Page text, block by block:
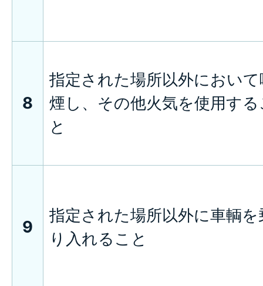
8
指定された場所以外において
煙し、その他火気を使用する
と
9
指定された場所以外に車輌を
り入れること